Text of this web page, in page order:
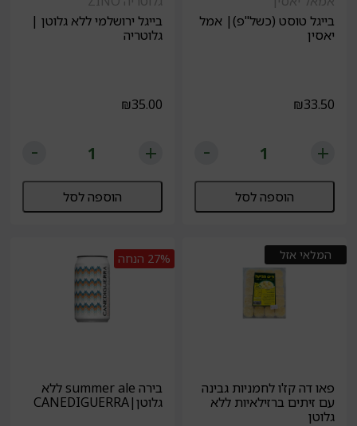
בייגל טוסט (כשל"פ)| אמל
יאסין
₪33.50
הוספה לסל
בייגל ירושלמי ללא גלוטן |
גלוטריה
₪35.00
הוספה לסל
המלאי אזל
פאו דה קז'ו לחמניות גבינה
עם זיתים ברזילאיות ללא
גלוטן
27% הנחה
בירה summer ale ללא
גלוטן|CANEDIGUERRA